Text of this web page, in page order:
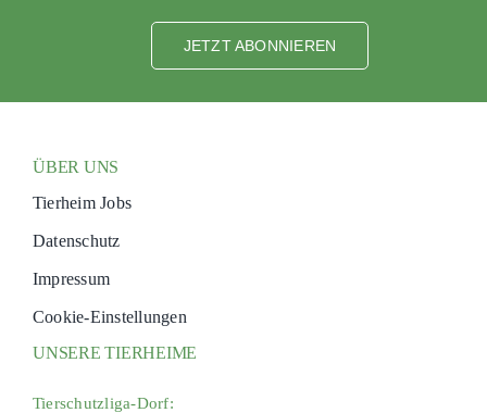
JETZT ABONNIEREN
ÜBER UNS
Tierheim Jobs
Datenschutz
Impressum
Cookie-Einstellungen
UNSERE TIERHEIME
Tierschutzliga-Dorf: